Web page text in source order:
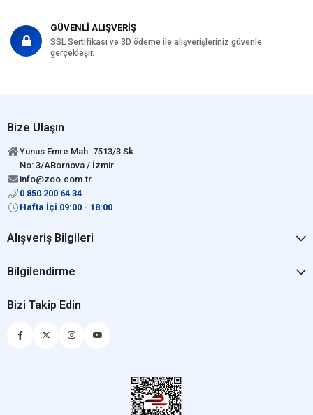
GÜVENLİ ALIŞVERİŞ
SSL Sertifikası ve 3D ödeme ile alışverişleriniz güvenle
gerçekleşir.
Bize Ulaşın
Yunus Emre Mah. 7513/3 Sk.
No: 3/ABornova / İzmir
info@zoo.com.tr
0 850 200 64 34
Hafta İçi 09:00 - 18:00
Alışveriş Bilgileri
Bilgilendirme
Bizi Takip Edin